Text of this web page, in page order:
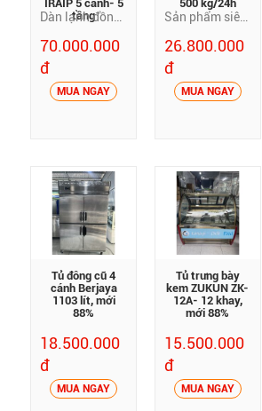
IRAIP 5 cánh- 5
tầng
Dàn lạnh đồng,
R290 Khoang
tích trữ lớn
Extra Freezing
đông sâu tới
chống thoát
hơi lạnh với lớp
bảo ôn dày
67mm
70.000.000
đ
MUA NGAY
500 kg/24h
Sản phẩm siêu
lượng Bảng
điều khiển
bằng đèn Led
dễ dàng Vận
26.800.000
đ
MUA NGAY
Tủ đông cũ 4
cánh Berjaya
1103 lít, mới
88%
18.500.000
đ
MUA NGAY
Tủ trưng bày
kem ZUKUN ZK-
12A- 12 khay,
mới 88%
15.500.000
đ
MUA NGAY